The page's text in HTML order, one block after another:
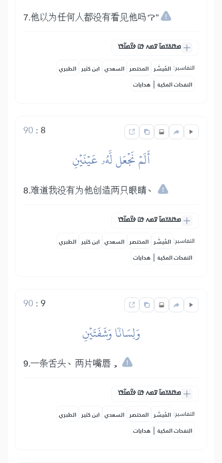
7.他以为任何人都没有看见他吗？"
ߘߟߊߡߌߘߊ߫ ߜߘߍ ߟߎ߫ ߦߌ߬ߘߊ߬ߟߌ
التفاسير: المُيسَّر المختصر السعدي ابن كثير الطبري
النفحات المكية | هدايات
8
:
90
أَلَمۡ نَجۡعَل لَّهُۥ عَيۡنَيۡنِ
8.难道我没有为他创造两只眼睛、
ߘߟߊߡߌߘߊ߫ ߜߘߍ ߟߎ߫ ߦߌ߬ߘߊ߬ߟߌ
التفاسير: المُيسَّر المختصر السعدي ابن كثير الطبري
النفحات المكية | هدايات
9
:
90
وَلِسَانٗا وَشَفَتَيۡنِ
9.一条舌头、两片嘴唇，
ߘߟߊߡߌߘߊ߫ ߜߘߍ ߟߎ߫ ߦߌ߬ߘߊ߬ߟߌ
التفاسير: المُيسَّر المختصر السعدي ابن كثير الطبري
النفحات المكية | هدايات